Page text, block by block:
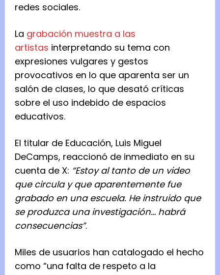
redes sociales.
La grabación muestra a las
artistas interpretando su tema con
expresiones vulgares y gestos
provocativos en lo que aparenta ser un
salón de clases, lo que desató críticas
sobre el uso indebido de espacios
educativos.
El titular de Educación, Luis Miguel
DeCamps, reaccionó de inmediato en su
cuenta de X: “Estoy al tanto de un video
que circula y que aparentemente fue
grabado en una escuela. He instruido que
se produzca una investigación… habrá
consecuencias”.
Miles de usuarios han catalogado el hecho
como “una falta de respeto a la